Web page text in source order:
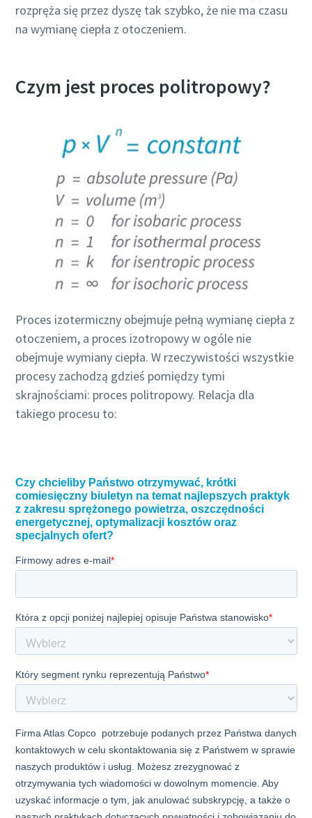
rozpręża się przez dyszę tak szybko, że nie ma czasu
na wymianę ciepła z otoczeniem.
Czym jest proces politropowy?
Proces izotermiczny obejmuje pełną wymianę ciepła z
otoczeniem, a proces izotropowy w ogóle nie
obejmuje wymiany ciepła. W rzeczywistości wszystkie
procesy zachodzą gdzieś pomiędzy tymi
skrajnościami: proces politropowy. Relacja dla
takiego procesu to: